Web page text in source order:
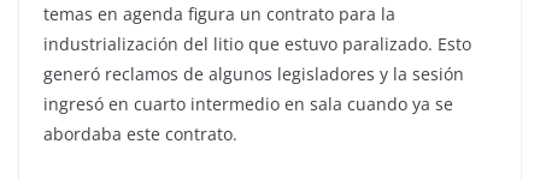
temas en agenda figura un contrato para la
industrialización del litio que estuvo paralizado. Esto
generó reclamos de algunos legisladores y la sesión
ingresó en cuarto intermedio en sala cuando ya se
abordaba este contrato.